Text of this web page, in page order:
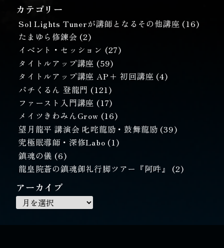
カテゴリー
Sol Lights Tunerが講師となるその他講座 (16)
たまゆら修錬会 (2)
イベント・セッション (27)
タイトルアップ講座 (59)
タイトルアップ講座 AP+ 初回講座 (4)
パチくるん 登龍門 (121)
ファースト入門講座 (17)
メイツきわみんGrow (16)
望月龍平 講演会 叱咤龍励・鼓舞龍励 (39)
究極眠導師・深修Labo (1)
鎮魂の儀 (6)
龍皇院蒼の鎮魂御礼行脚ツアー『阿吽』 (2)
アーカイブ